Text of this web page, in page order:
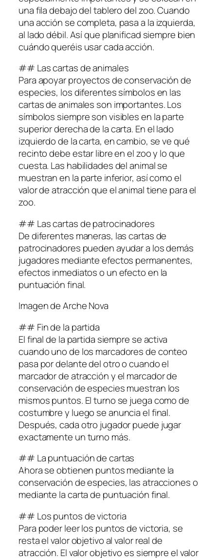
una fila debajo del tablero del zoo. Cuando
una acción se completa, pasa a la izquierda,
al lado débil. Así que planificad siempre bien
cuándo queréis usar cada acción.
## Las cartas de animales
Para apoyar proyectos de conservación de
especies, los diferentes símbolos en las
cartas de animales son importantes. Los
símbolos siempre son visibles en la parte
superior derecha de la carta. En el lado
izquierdo de la carta, en cambio, se ve qué
recinto debe estar libre en el zoo y lo que
cuesta. Las habilidades del animal se
muestran en la parte inferior, así como el
valor de atracción que el animal tiene para el
zoo.
## Las cartas de patrocinadores
De diferentes maneras, las cartas de
patrocinadores pueden ayudar a los demás
jugadores mediante efectos permanentes,
efectos inmediatos o un efecto en la
puntuación final.
Imagen de Arche Nova
## Fin de la partida
El final de la partida siempre se activa
cuando uno de los marcadores de conteo
pasa por delante del otro o cuando el
marcador de atracción y el marcador de
conservación de especies muestran los
mismos puntos. El turno se juega como de
costumbre y luego se anuncia el final.
Después, cada otro jugador puede jugar
exactamente un turno más.
## La puntuación de cartas
Ahora se obtienen puntos mediante la
conservación de especies, las atracciones o
mediante la carta de puntuación final.
## Los puntos de victoria
Para poder leer los puntos de victoria, se
resta el valor objetivo al valor real de
atracción. El valor objetivo es siempre el valor